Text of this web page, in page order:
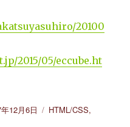
20100
2015/05/eccube.ht
12月6日
カ
HTML/CSS,